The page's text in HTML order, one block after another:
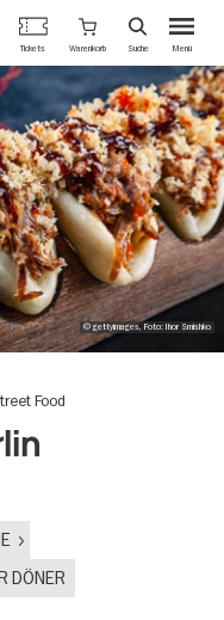
Menü
Tickets Warenkorb Suche
© gettyimages, Foto: Ihor Smishko
Food
DÖNER